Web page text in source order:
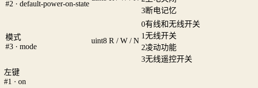
#2 · default-power-on-state
3断电记忆
模式
#3 · mode
uint8 R / W / N
0有线和无线开关
1无线开关
2凌动功能
3无线遥控开关
左键
#1 · on